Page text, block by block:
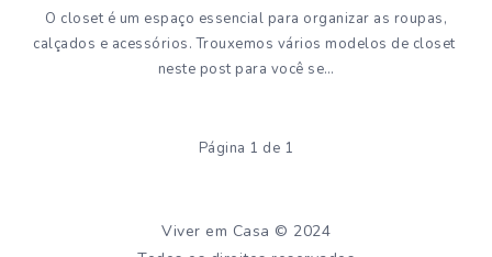
O closet é um espaço essencial para organizar as roupas,
calçados e acessórios. Trouxemos vários modelos de closet
neste post para você se…
Página 1 de 1
Viver em Casa © 2024